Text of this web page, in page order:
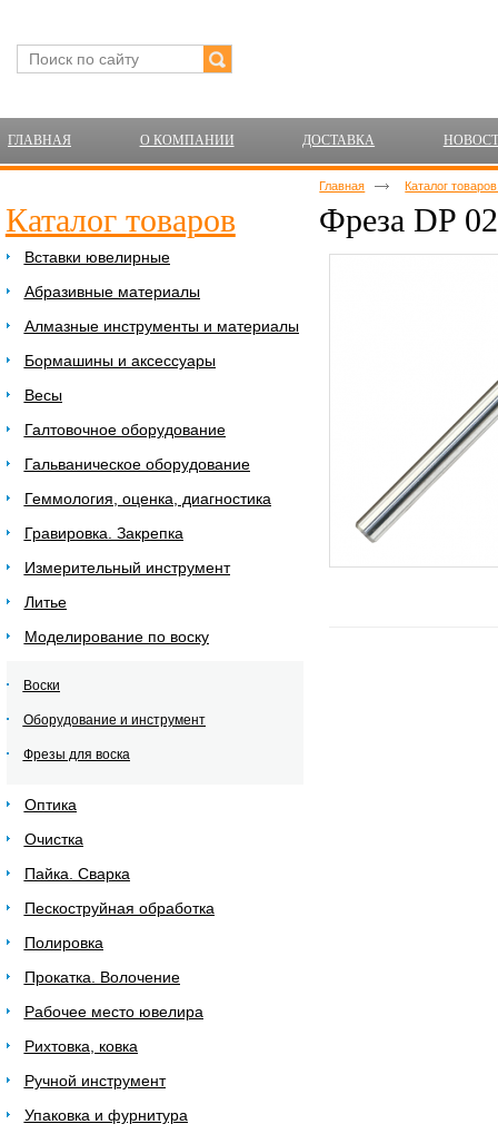
ГЛАВНАЯ О КОМПАНИИ ДОСТАВКА
Каталог товаров
Вставки ювелирные
Абразивные материалы
Алмазные инструменты и материалы
Бормашины и аксессуары
Весы
Галтовочное оборудование
Гальваническое оборудование
Геммология, оценка, диагностика
Гравировка. Закрепка
Измерительный инструмент
Литье
Моделирование по воску
Воски
Оборудование и инструмент
Фрезы для воска
Оптика
Очистка
Пайка. Сварка
Пескоструйная обработка
Полировка
Прокатка. Волочение
Рабочее место ювелира
Рихтовка, ковка
Ручной инструмент
Упаковка и фурнитура
Главная Каталог
Фреза DP